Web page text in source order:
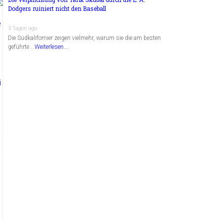
Dodgers ruiniert nicht den Baseball
3 Tagen ago
Die Südkalifornier zeigen vielmehr, warum sie die am besten
geführte …Weiterlesen...